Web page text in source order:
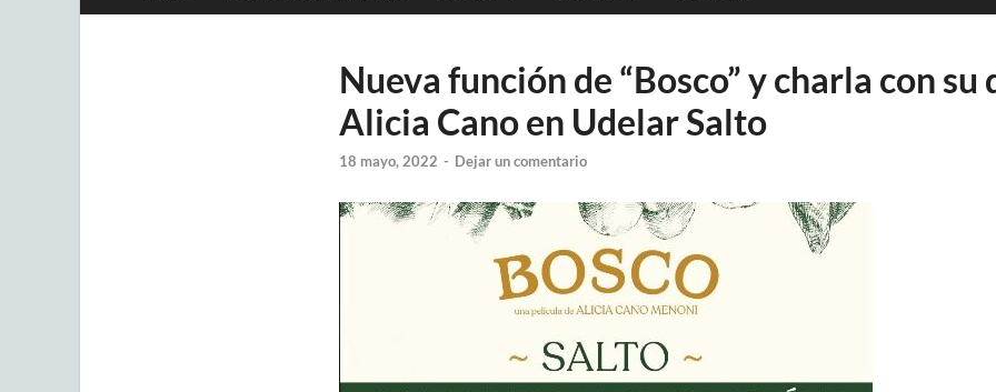
Nueva función de “Bosco” y charla con
Alicia Cano en Udelar Salto
18 mayo, 2022 - Dejar un comentario